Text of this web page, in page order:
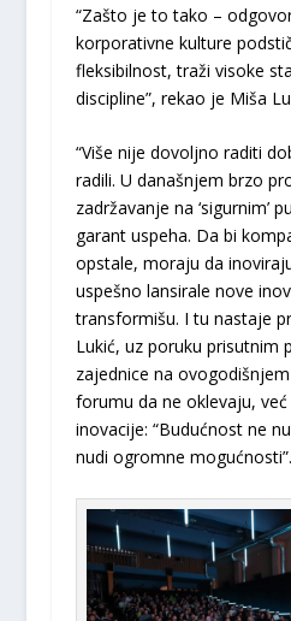
“Zašto je to tako –
korporativne kulture
fleksibilnost, traži visoke
discipline”, rekao je Miša
“Više nije dovoljno raditi
radili. U današnjem brzo
zadržavanje na ‘sigurnim’
garant uspeha. Da bi
opstale, moraju da
uspešno lansirale nove
transformišu. I tu nastaje
Lukić, uz poruku prisutnim
zajednice na
forumu da ne oklevaju,
inovacije: “Budućnost ne
nudi ogromne mogućnosti”.